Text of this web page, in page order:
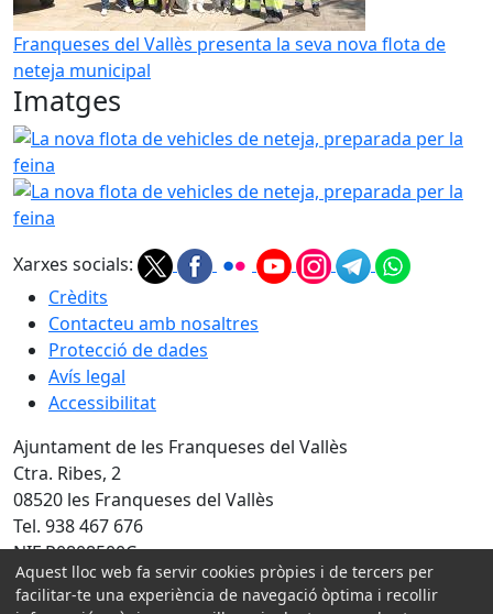
Franqueses del Vallès presenta la seva nova flota de
neteja municipal
Imatges
La nova flota de vehicles de neteja, preparada per la feina
La nova flota de vehicles de neteja, preparada per la feina
Xarxes socials:
Crèdits
Contacteu amb nosaltres
Protecció de dades
Avís legal
Accessibilitat
Ajuntament de les Franqueses del Vallès
Ctra. Ribes, 2
08520 les Franqueses del Vallès
Tel. 938 467 676
NIF P0808500C
Amb la col·laboració de:
Aquest lloc web fa servir cookies pròpies i de tercers per
facilitar-te una experiència de navegació òptima i recollir